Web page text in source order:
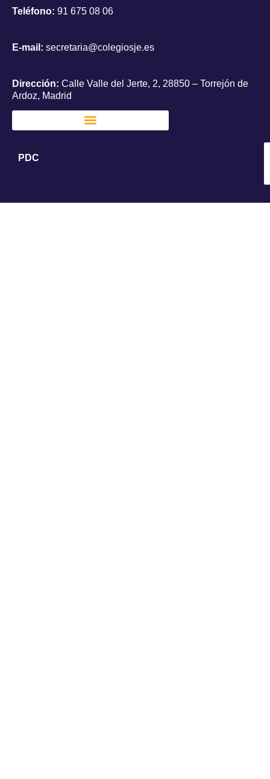
Teléfono: 91 675 08 06
E-mail: secretaria@colegiosje.es
Dirección: Calle Valle del Jerte, 2, 28850 – Torrejón de
Ardoz, Madrid
PDC